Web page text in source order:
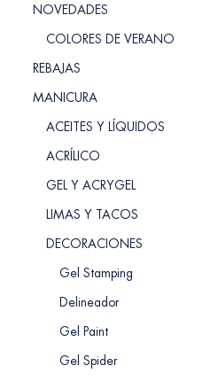
NOVEDADES
COLORES DE VERANO
REBAJAS
MANICURA
ACEITES Y LÍQUIDOS
ACRÍLICO
GEL Y ACRYGEL
LIMAS Y TACOS
DECORACIONES
Gel Stamping
Delineador
Gel Paint
Gel Spider